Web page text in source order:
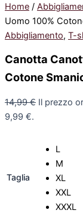
Home /
Uomo 100%
Abbigliamento, T-
Canotta
Cotone
14,99€ Il prezzo
9,99 €.
Taglia
L
M
XL
XXL
XXXL